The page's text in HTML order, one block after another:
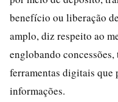
benefício ou liberação
amplo, diz respeito ao
englobando
ferramentas digitais que
informações.